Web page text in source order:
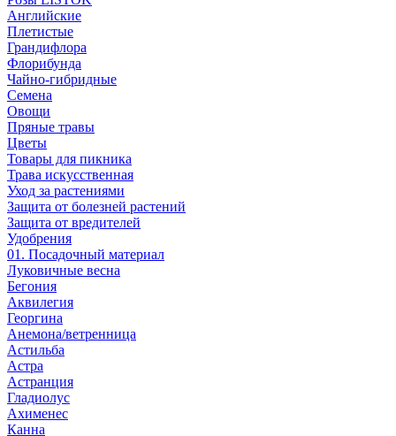
Английские
Плетистые
Грандифлора
Флорибунда
Чайно-гибридные
Семена
Овощи
Пряные травы
Цветы
Товары для пикника
Трава искусственная
Уход за растениями
Защита от болезней растений
Защита от вредителей
Удобрения
01. Посадочный материал
Луковичные весна
Бегония
Аквилегия
Георгина
Анемона/ветренница
Астильба
Астра
Астранция
Гладиолус
Ахименес
Канна